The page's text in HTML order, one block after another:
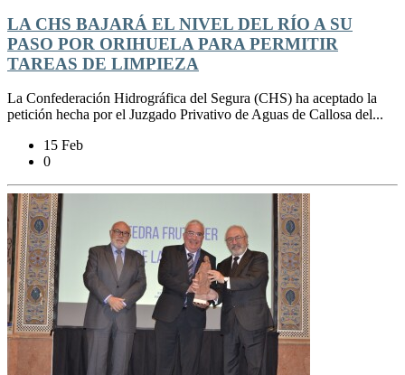
LA CHS BAJARÁ EL NIVEL DEL RÍO A SU
PASO POR ORIHUELA PARA PERMITIR
TAREAS DE LIMPIEZA
La Confederación Hidrográfica del Segura (CHS) ha aceptado la
petición hecha por el Juzgado Privativo de Aguas de Callosa del...
15 Feb
0